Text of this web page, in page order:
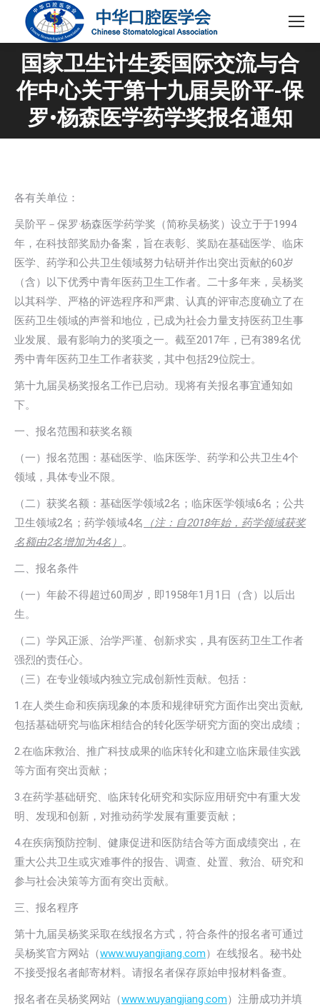
国家卫生计生委国际交流与合
作中心关于第十九届吴阶平-保
罗•杨森医学药学奖报名通知
您在这里：
各有关单位：
吴阶平－保罗·杨森医学药学奖（简称吴杨奖）设立于于1994
年，在科技部奖励办备案，旨在表彰、奖励在基础医学、临床
医学、药学和公共卫生领域努力钻研并作出突出贡献的60岁
（含）以下优秀中青年医药卫生工作者。二十多年来，吴杨奖
以其科学、严格的评选程序和严肃、认真的评审态度确立了在
医药卫生领域的声誉和地位，已成为社会力量支持医药卫生事
业发展、最有影响力的奖项之一。截至2017年，已有389名优
秀中青年医药卫生工作者获奖，其中包括29位院士。
第十九届吴杨奖报名工作已启动。现将有关报名事宜通知如
下。
一、报名范围和获奖名额
（一）报名范围：基础医学、临床医学、药学和公共卫生4个
领域，具体专业不限。
（二）获奖名额：基础医学领域2名；临床医学领域6名；公共
卫生领域2名；药学领域4名
（注：自2018年始，药学领域获奖
名额由2名增加为4名） 。
二、报名条件
（一）年龄不得超过60周岁，即1958年1月1日（含）以后出
生。
（二）学风正派、治学严谨、创新求实，具有医药卫生工作者
强烈的责任心。
（三）在专业领域内独立完成创新性贡献。包括：
1.在人类生命和疾病现象的本质和规律研究方面作出突出贡献,
包括基础研究与临床相结合的转化医学研究方面的突出成绩；
2.在临床救治、推广科技成果的临床转化和建立临床最佳实践
等方面有突出贡献；
3.在药学基础研究、临床转化研究和实际应用研究中有重大发
明、发现和创新，对推动药学发展有重要贡献；
4.在疾病预防控制、健康促进和医防结合等方面成绩突出，在
重大公共卫生或灾难事件的报告、调查、处置、救治、研究和
参与社会决策等方面有突出贡献。
三、报名程序
第十九届吴杨奖采取在线报名方式，符合条件的报名者可通过
吴杨奖官方网站（www.wuyangjiang.com）在线报名。秘书处
不接受报名者邮寄材料。请报名者保存原始申报材料备查。
报名者在吴杨奖网站（www.wuyangjiang.com）注册成功并填